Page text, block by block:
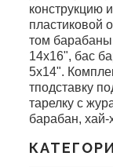
конструкцию
пластиковой
том
14x16", бас
5x14".
тподставку
тарелку с
барабан, хай-